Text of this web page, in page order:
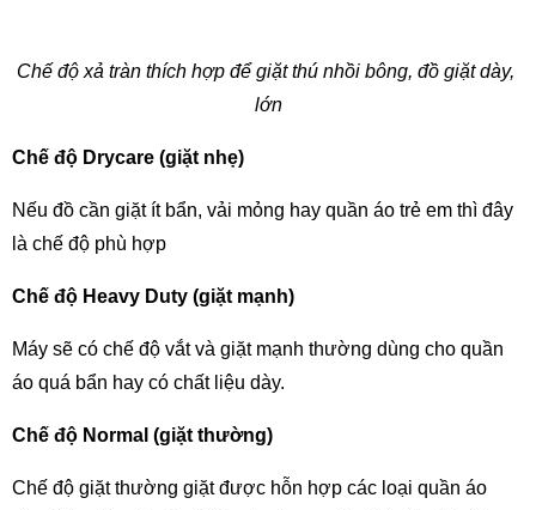
Chế độ xả tràn thích hợp để giặt thú nhồi bông, đồ giặt dày,
lớn
Chế độ Drycare (giặt nhẹ)
Nếu đồ cần giặt ít bẩn, vải mỏng hay quần áo trẻ em thì đây
là chế độ phù hợp
Chế độ Heavy Duty (giặt mạnh)
Máy sẽ có chế độ vắt và giặt mạnh thường dùng cho quần
áo quá bẩn hay có chất liệu dày.
Chế độ Normal (giặt thường)
Chế độ giặt thường giặt được hỗn hợp các loại quần áo